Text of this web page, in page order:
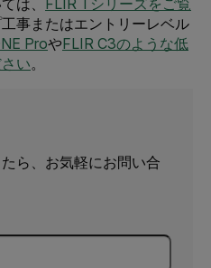
工事またはエントリーレベル
ProやFLIR C3のような低
い。
ら、お気軽にお問い合